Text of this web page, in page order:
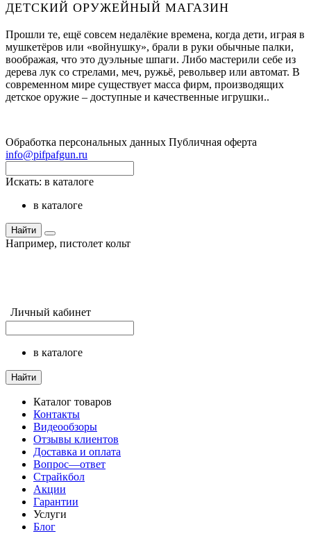
ДЕТСКИЙ ОРУЖЕЙНЫЙ МАГАЗИН
Прошли те, ещё совсем недалёкие времена, когда дети, играя в
мушкетёров или «войнушку», брали в руки обычные палки,
воображая, что это дуэльные шпаги. Либо мастерили себе из
дерева лук со стрелами, меч, ружьё, револьвер или автомат. В
современном мире существует масса фирм, производящих
детское оружие – доступные и качественные игрушки..
Обработка персональных данных Публичная оферта
info@pifpafgun.ru
Искать: в каталоге
в каталоге
Найти
Например, пистолет кольт
Личный кабинет
в каталоге
Найти
Каталог товаров
Контакты
Видеообзоры
Отзывы клиентов
Доставка и оплата
Вопрос—ответ
Страйкбол
Акции
Гарантии
Услуги
Блог